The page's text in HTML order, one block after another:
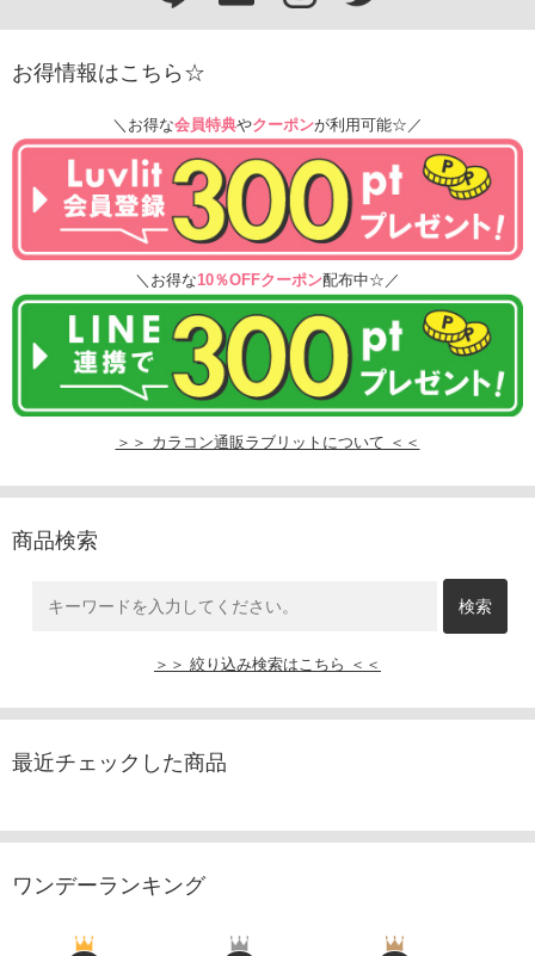
お得情報はこちら☆
＼お得な会員特典やクーポンが利用可能☆／
＼お得な10％OFFクーポン配布中☆／
＞＞ カラコン通販ラブリットについて ＜＜
商品検索
＞＞ 絞り込み検索はこちら ＜＜
最近チェックした商品
ワンデーランキング